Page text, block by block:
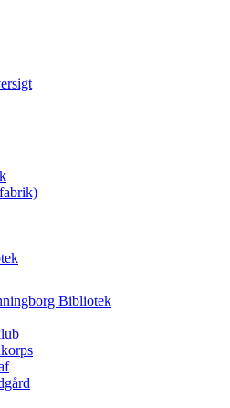
Bibliotek